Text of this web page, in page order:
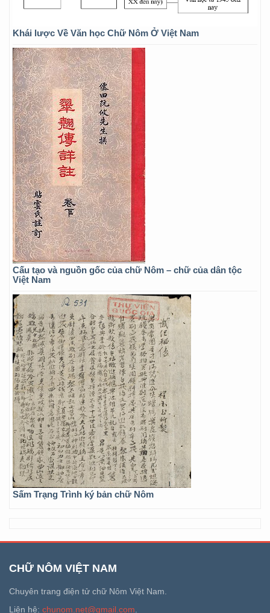
Khái lược Về Văn học Chữ Nôm Ở Việt Nam
Cấu tạo và nguồn gốc của chữ Nôm – chữ của dân tộc
Việt Nam
Sấm Trạng Trình ký bản chữ Nôm
CHỮ NÔM VIỆT NAM
Chuyên trang điện tử chữ Nôm Việt Nam.
Liên hệ: chunom.net@gmail.com